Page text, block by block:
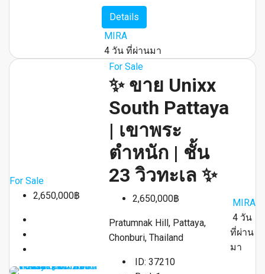
Details
MIRA
4 วัน ที่ผ่านมา
For Sale
2,650,000฿
For Sale
✨ ขาย Unixx
South Pattaya
| เขาพระ
ตำหนัก | ชั้น
23 วิวทะเล ✨
2,650,000฿
Pratumnak Hill, Pattaya,
Chonburi, Thailand
ID: 37210
MIRA
4 วัน
ที่ผ่าน
มา